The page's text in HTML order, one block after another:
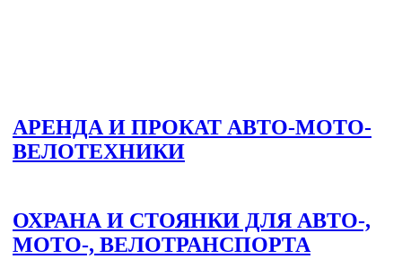
АРЕНДА И ПРОКАТ АВТО-МОТО-
ВЕЛОТЕХНИКИ
ОХРАНА И СТОЯНКИ ДЛЯ АВТО-,
МОТО-, ВЕЛОТРАНСПОРТА